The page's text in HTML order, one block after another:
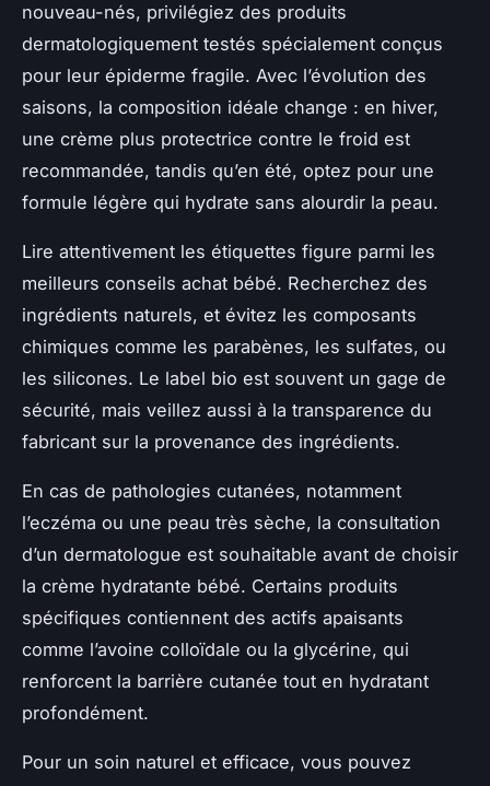
nouveau-nés, privilégiez des produits
dermatologiquement testés spécialement conçus
pour leur épiderme fragile. Avec l’évolution des
saisons, la composition idéale change : en hiver,
une crème plus protectrice contre le froid est
recommandée, tandis qu’en été, optez pour une
formule légère qui hydrate sans alourdir la peau.
Lire attentivement les étiquettes figure parmi les
meilleurs conseils achat bébé. Recherchez des
ingrédients naturels, et évitez les composants
chimiques comme les parabènes, les sulfates, ou
les silicones. Le label bio est souvent un gage de
sécurité, mais veillez aussi à la transparence du
fabricant sur la provenance des ingrédients.
En cas de pathologies cutanées, notamment
l’eczéma ou une peau très sèche, la consultation
d’un dermatologue est souhaitable avant de choisir
la crème hydratante bébé. Certains produits
spécifiques contiennent des actifs apaisants
comme l’avoine colloïdale ou la glycérine, qui
renforcent la barrière cutanée tout en hydratant
profondément.
Pour un soin naturel et efficace, vous pouvez